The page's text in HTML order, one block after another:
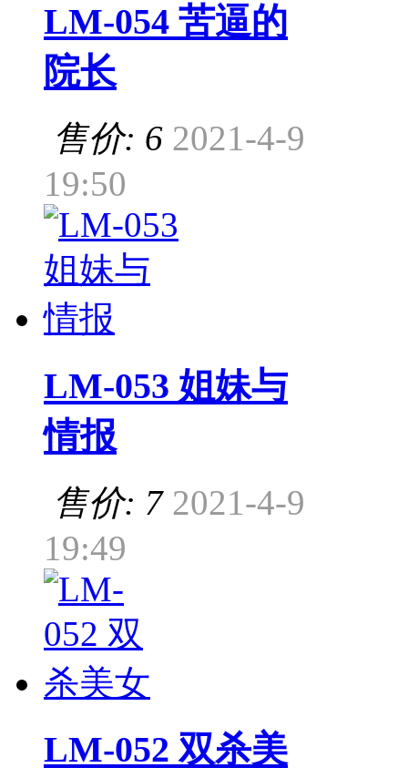
LM-054 苦逼的
院长
售价: 6 2021-4-9
19:50
LM-053 姐妹与
情报
售价: 7 2021-4-9
19:49
LM-052 双杀美